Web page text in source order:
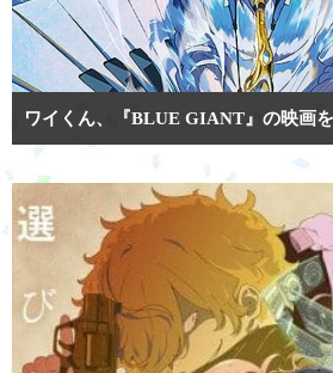
ワイくん、『BLUE GIANT』の映画